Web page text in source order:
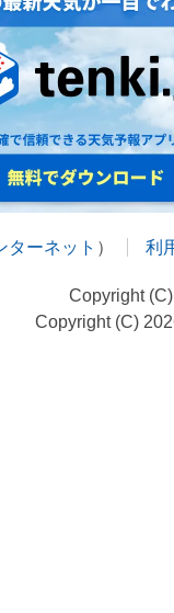
ターネット ） 利
Copyright
Copyright (C)